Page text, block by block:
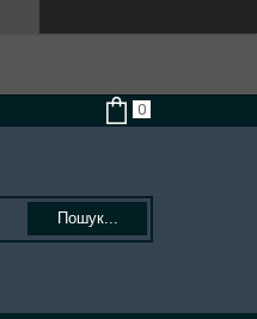
Пошук...